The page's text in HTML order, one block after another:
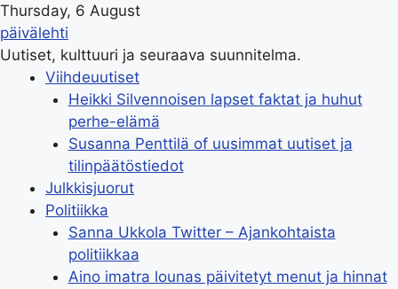
Thursday, 6 August
päivälehti
Uutiset, kulttuuri ja seuraava suunnitelma.
Viihdeuutiset
Heikki Silvennoisen lapset faktat ja huhut
perhe-elämä
Susanna Penttilä of uusimmat uutiset ja
tilinpäätöstiedot
Julkkisjuorut
Politiikka
Sanna Ukkola Twitter – Ajankohtaista
politiikkaa
Aino imatra lounas päivitetyt menut ja hinnat